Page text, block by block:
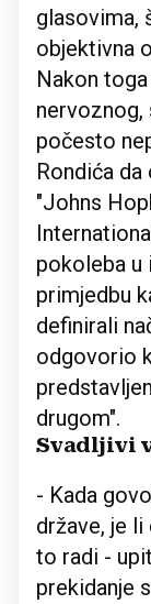
glasovima,
objektivna
Nakon
nervoznog,
počesto
Rondića
"Johns
pokoleba u
primjedbu
definirali
odgovorio
drugom".
Svadljivi
- Kada
države, je
to radi -
prekidanje